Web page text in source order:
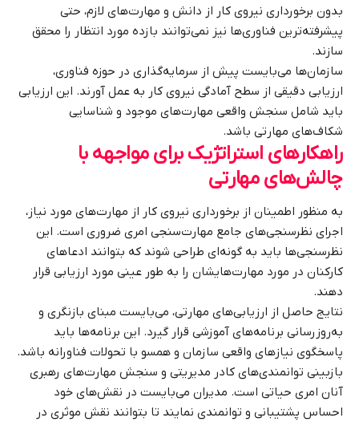
بدون برخورداری نیروی کار از دانش و مهارت‌های لازم، حتی
پیشرفته‌ترین فناوری‌ها نیز نمی‌توانند بازده مورد انتظار را محقق
سازند.
سازمان‌ها می‌بایست پیش از سرمایه‌گذاری در حوزه فناوری،
ارزیابی دقیقی از سطح آمادگی نیروی کار به عمل آورند. این ارزیابی
باید شامل سنجش واقعی مهارت‌های موجود و شناسایی
شکاف‌های مهارتی باشد.
راهکارهای استراتژیک برای مواجهه با
چالش‌های مهارتی
به منظور اطمینان از برخورداری نیروی کار از مهارت‌های مورد نیاز،
اجرای نظرسنجی‌های جامع مهارت‌سنجی امری ضروری است. این
نظرسنجی‌ها باید به گونه‌ای طراحی شوند که بتوانند ادعاهای
کارکنان در مورد مهارت‌هایشان را به طور عینی مورد ارزیابی قرار
دهند.
نتایج حاصل از ارزیابی‌های مهارتی، می‌بایست مبنای بازنگری و
به‌روزرسانی برنامه‌های آموزشی قرار گیرد. این برنامه‌ها باید
پاسخگوی نیازهای واقعی سازمان و همسو با تحولات فناورانه باشد.
بازبینی توانمندی‌های کادر مدیریتی و سنجش مهارت‌های رهبری
آنان امری حیاتی است. مدیران می‌بایست در نقش‌های خود
احساس پشتیبانی و توانمندی نمایند تا بتوانند نقش موثری در